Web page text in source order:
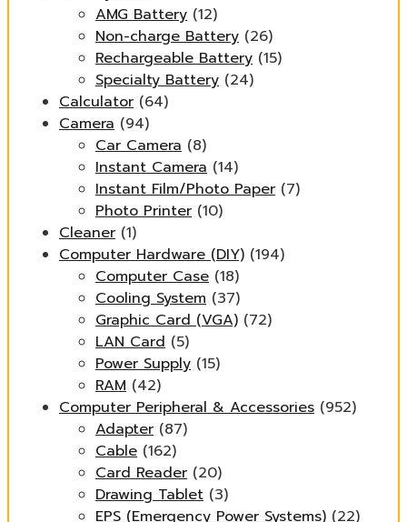
AMG Battery (12)
Non-charge Battery (26)
Rechargeable Battery (15)
Specialty Battery (24)
Calculator (64)
Camera (94)
Car Camera (8)
Instant Camera (14)
Instant Film/Photo Paper (7)
Photo Printer (10)
Cleaner (1)
Computer Hardware (DIY) (194)
Computer Case (18)
Cooling System (37)
Graphic Card (VGA) (72)
LAN Card (5)
Power Supply (15)
RAM (42)
Computer Peripheral & Accessories (952)
Adapter (87)
Cable (162)
Card Reader (20)
Drawing Tablet (3)
EPS (Emergency Power Systems) (22)